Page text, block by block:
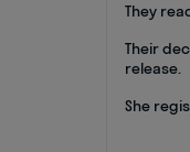
They
Their
release.
She